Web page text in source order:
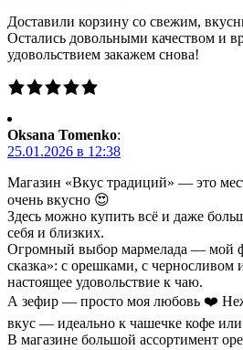
Доставили корзину со свежим,
Остались довольными качеством и
удовольствием закажем снова!
Oksana Tomenko:
25.01.2026 в 12:38
Магазин «Вкус традиций» — это
очень вкусно 😍
Здесь можно купить всё и даже
себя и близких.
Огромный выбор мармелада — мой
сказка»: с орешками, с
настоящее удовольствие к чаю.
А зефир — просто моя любовь ❤️
вкус — идеально к чашечке кофе или
В магазине большой ассортимент